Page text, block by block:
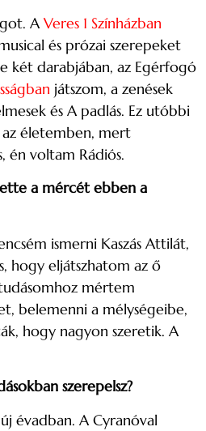
AVeres 1 Színházban
és prózai szerepeket
két darabjában, az Egérfogó
játszom, a zenések
és A padlás. Ez utóbbi
életemben, mert
én voltam Rádiós.
a mércét ebben a
ismerni Kaszás Attilát,
hogy eljátszhatom az ő
mértem
belemenni a mélységeibe,
hogy nagyon szeretik. A
szerepelsz?
évadban. A Cyranóval